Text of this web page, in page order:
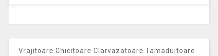
Vrajitoare Ghicitoare Clarvazatoare Tamaduitoare